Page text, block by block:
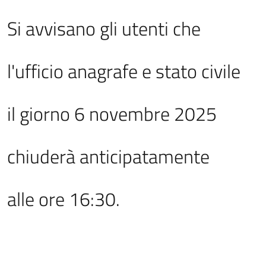
Si avvisano gli utenti che
l'ufficio anagrafe e stato civile
il giorno 6 novembre 2025
chiuderà anticipatamente
alle ore 16:30.